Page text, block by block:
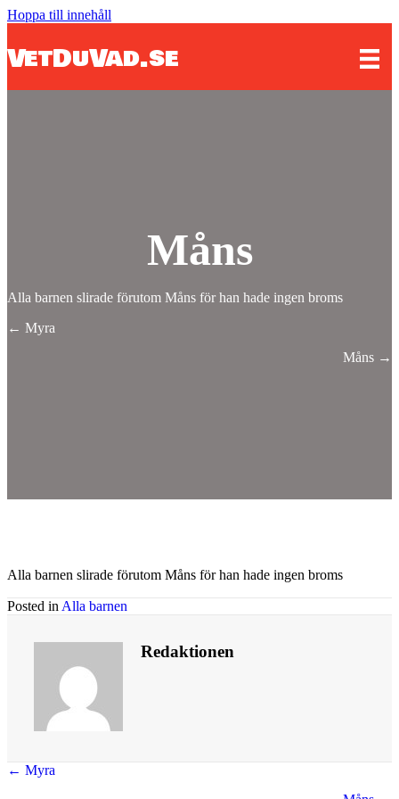
Hoppa till innehåll
VetDuVad.se
Måns
Alla barnen slirade förutom Måns för han hade ingen broms
Posts
← Myra
Måns →
Alla barnen slirade förutom Måns för han hade ingen broms
Posted in Alla barnen
Redaktionen
Posts
← Myra